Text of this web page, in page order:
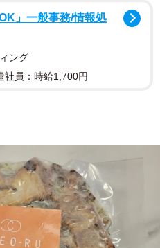
」一般事務/情報処
ング
社員：時給1,700円